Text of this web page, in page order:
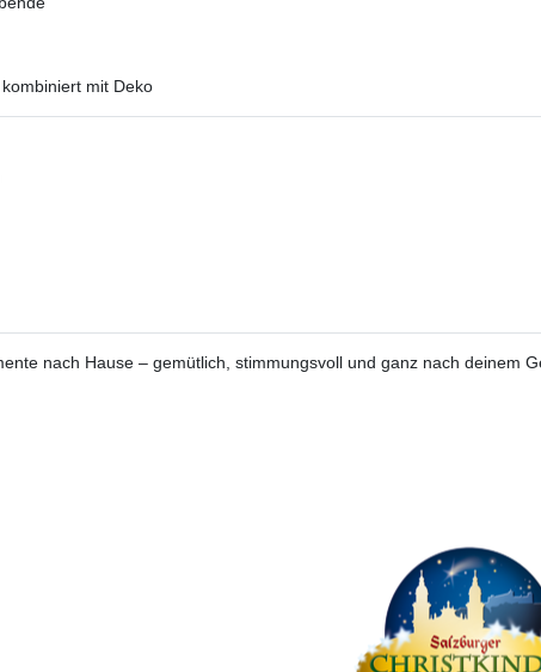
mit Deko
nach Hause – gemütlich, stimmungsvoll und ganz nach deinem